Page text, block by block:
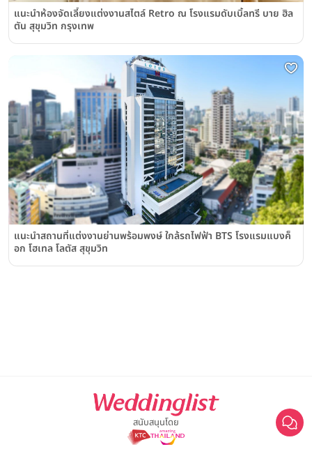
แนะนำห้องจัดเลี้ยงแต่งงานสไตล์ Retro ณ โรงแรมดับเบิ้ลทรี บาย ฮิล
ตัน สุขุมวิท กรุงเทพ
แนะนำสถานที่แต่งงานย่านพร้อมพงษ์ ใกล้รถไฟฟ้า BTS โรงแรมแบงค็
อก โฮเทล โลตัส สุขุมวิท
สนับสนุนโดย